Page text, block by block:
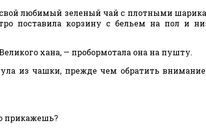
любимый зеленый чай с плотными
поставила корзину с бельем на пол и
хана, — пробормотала она на пушту.
из чашки, прежде чем обратить
прикажешь?